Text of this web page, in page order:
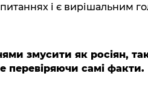
і є вирішальним
змусити як росіян,
перевіряючи самі факти.